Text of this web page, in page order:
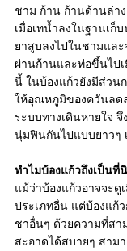
ชาม ก้าน ก้านด้านล่า
เมื่อเทน้ำลงในฐานเก็
ยาสูบลงไปในชามแล
ผ่านก้านและท่อขึ้นไป
นี้ ในบ้องแก้วยังมีส่วน
ให้อุณหภูมิของควันลด
ระบบทางเดินหายใจ
นุ่มฟินกันไปแบบยาวๆ
ทำไมบ้องแก้วถึงเป็นที่
แม้ว่าบ้องแก้วอาจจะดู
ประเภทอื่น แต่บ้องแก้
ชาอื่นๆ ด้วยความที่สา
สะอาดได้สบายๆ สาม